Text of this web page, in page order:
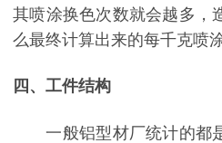
其喷涂换色次数就会越多，
么最终计算出来的每千克喷
四、工件结构
一般铝型材厂统计的都